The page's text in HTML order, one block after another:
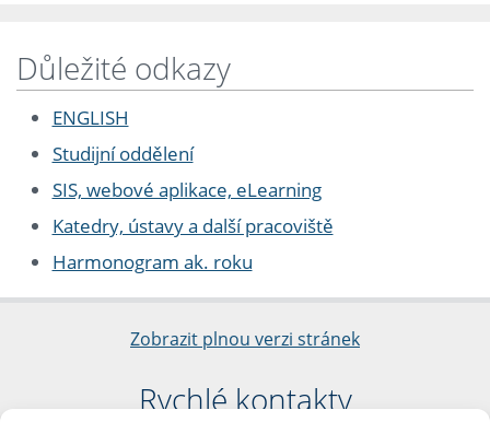
Důležité odkazy
ENGLISH
Studijní oddělení
SIS, webové aplikace, eLearning
Katedry, ústavy a další pracoviště
Harmonogram ak. roku
Zobrazit plnou verzi stránek
Rychlé kontakty